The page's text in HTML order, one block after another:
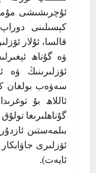
ئۇچرىشىشى
كېسىلىنى
قالسا، ئۇلار
ۋە گۇناھ
ئۆزلىرىنىڭ ۋە
سەۋەب بولغان
ئاللاھ بۇ
گۇناھلىرىغا
بىلمەستىن
ئايەت).